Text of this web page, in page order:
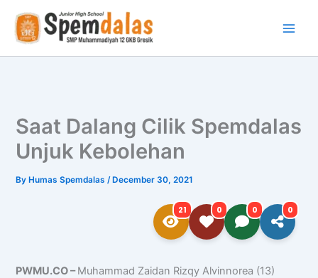
content
Saat Dalang Cilik Spemdalas
Unjuk Kebolehan
By Humas Spemdalas/ December 30, 2021
21 0 0 0
PWMU.CO –Muhammad Zaidan Rizqy Alvinnorea (13)